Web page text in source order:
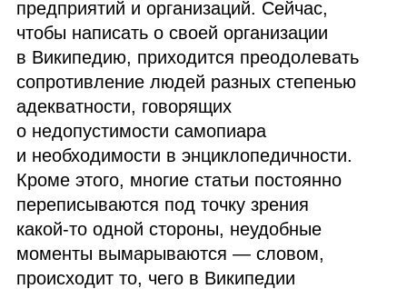
предприятий и организаций. Сейчас,
чтобы написать о своей организации
в Википедию, приходится преодолевать
сопротивление людей разных степенью
адекватности, говорящих
о недопустимости самопиара
и необходимости в энциклопедичности.
Кроме этого, многие статьи постоянно
переписываются под точку зрения
какой‑то одной стороны, неудобные
моменты вымарываются — словом,
происходит то, чего в Википедии